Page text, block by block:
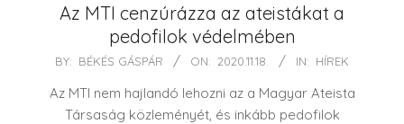
Az MTI cenzúrázza az ateistákat a
pedofilok védelmében
2020-
18
BY: BÉKÉS GÁSPÁR ON: 2020.11.18. IN: HÍREK
Az MTI nem hajlandó lehozni az a Magyar Ateista
Társaság közleményét, és inkább pedofilok